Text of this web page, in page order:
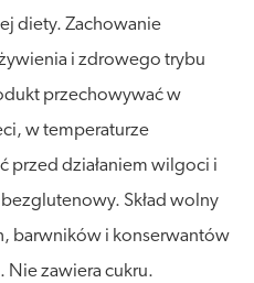
diety. Zachowanie
i zdrowego trybu
przechowywać w
w temperaturze
przed działaniem wilgoci i
Skład wolny
barwników i konserwantów
zawiera cukru.